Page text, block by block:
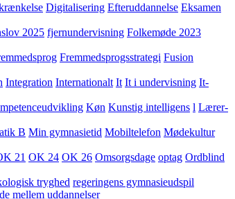
Digitalisering Efteruddannelse Eksamen
2025 fjernundervisning Folkemøde 2023
Fremmedsprogsstrategi Fusion
Integration Internationalt It It i undervisning It-
Køn Kunstig intelligens l Lærer-
B Min gymnasietid Mobiltelefon Mødekultur
21 OK 24 OK 26 Omsorgsdage optag Ordblind
tryghed regeringens gymnasieudspil
mellem uddannelser